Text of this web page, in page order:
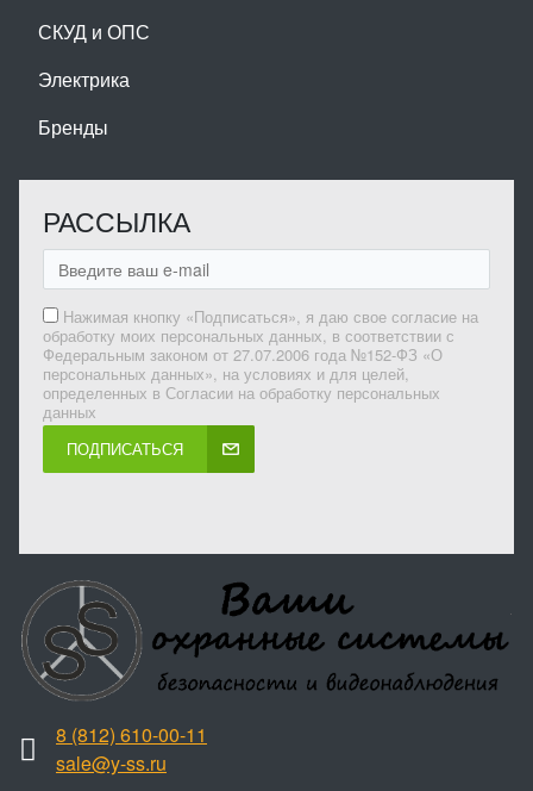
СКУД и ОПС
Электрика
Бренды
РАССЫЛКА
Нажимая кнопку «Подписаться», я даю свое согласие на
обработку моих персональных данных, в соответствии с
Федеральным законом от 27.07.2006 года №152-ФЗ «О
персональных данных», на условиях и для целей,
определенных в Согласии на обработку персональных
данных
ПОДПИСАТЬСЯ
8 (812) 610-00-11
sale@y-ss.ru